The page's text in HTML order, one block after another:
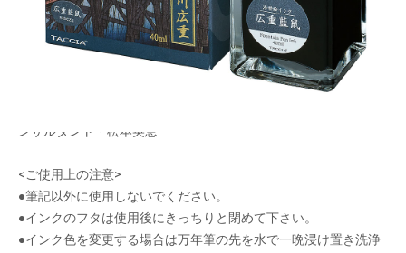
・インクは安全性の高い材料を使用、国内で開発・製造を行って
おります。
・原画イメージを最大限表現する大きめクッション材入パッケー
ンサルタント・松本英恵
<ご使用上の注意>
●筆記以外に使用しないでください。
●インクのフタは使用後にきっちりと閉めて下さい。
●インク色を変更する場合は万年筆の先を水で一晩浸け置き洗浄